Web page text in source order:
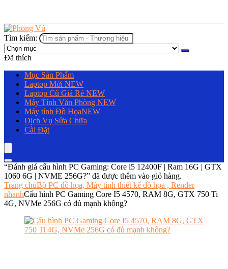
Tìm kiếm:
Đã thích
Mục Sản Phẩm
Laptop Mới NEW
Laptop Cũ Giá Rẻ NEW
Máy Tính Văn Phòng NEW
Máy tính Đồ HọaNEW
Dịch Vụ Sửa Chữa
Cài Đặt
“Đánh giá cấu hình PC Gaming: Core i5 12400F | Ram 16G | GTX
1060 6G | NVME 256G?” đã được thêm vào giỏ hàng.
Trang chủBộ PC đồ họa, Máy tính thiết kế đồ họa , Render
nhanhCấu hình PC Gaming Core I5 4570, RAM 8G, GTX 750 Ti
4G, NVMe 256G có đủ mạnh không?